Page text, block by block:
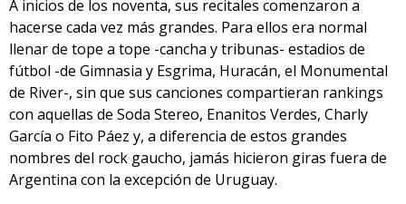
A inicios de los noventa, sus recitales comenzaron a
hacerse cada vez más grandes. Para ellos era normal
llenar de tope a tope -cancha y tribunas- estadios de
fútbol -de Gimnasia y Esgrima, Huracán, el Monumental
de River-, sin que sus canciones compartieran rankings
con aquellas de Soda Stereo, Enanitos Verdes, Charly
García o Fito Páez y, a diferencia de estos grandes
nombres del rock gaucho, jamás hicieron giras fuera de
Argentina con la excepción de Uruguay.